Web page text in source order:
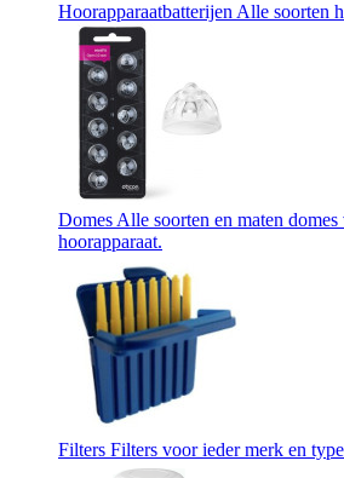
Hoorapparaatbatterijen Alle soorten
Domes Alle soorten en maten
hoorapparaat.
Filters Filters voor ieder merk en